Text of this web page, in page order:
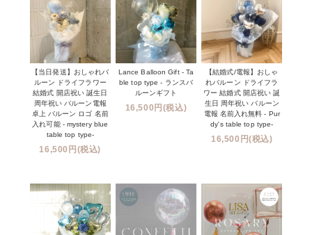
【当日発送】おしゃれバ
ルーン ドライフラワー
結婚式 開店祝い 誕生日
周年祝い バルーン電報
卓上 バルーン ロゴ 名前
入れ可能 - mystery blue
table top type-
16,500円(税込)
Lance Balloon Gift - Ta
ble top type - ランスバ
ルーンギフト
16,500円(税込)
【結婚式/電報】おしゃ
れバルーン ドライフラ
ワー 結婚式 開店祝い 誕
生日 周年祝い バルーン
電報 名前入れ無料 - Pur
dy's table top type-
16,500円(税込)